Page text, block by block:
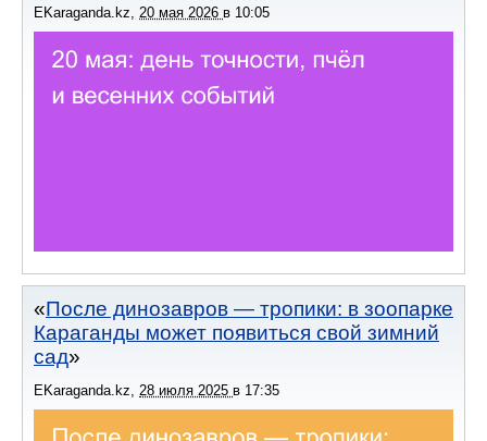
EKaraganda.kz 20 мая 2026 в 10:05
После динозавров — тропики: в зоопарке
Караганды может появиться свой зимний
сад
EKaraganda.kz 28 июля 2025 в 17:35